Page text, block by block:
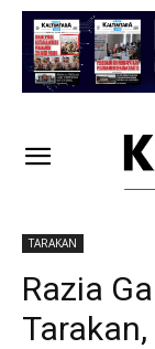
TARAKAN
Razia